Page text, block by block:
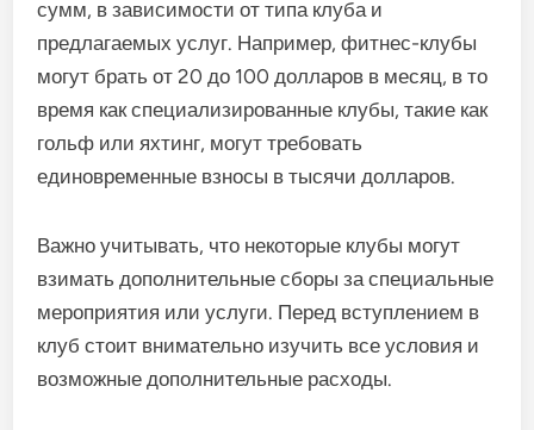
сумм, в зависимости от типа клуба и
предлагаемых услуг. Например, фитнес-клубы
могут брать от 20 до 100 долларов в месяц, в то
время как специализированные клубы, такие как
гольф или яхтинг, могут требовать
единовременные взносы в тысячи долларов.
Важно учитывать, что некоторые клубы могут
взимать дополнительные сборы за специальные
мероприятия или услуги. Перед вступлением в
клуб стоит внимательно изучить все условия и
возможные дополнительные расходы.